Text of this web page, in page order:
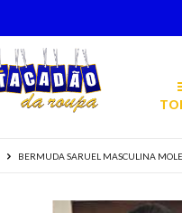
BERMUDA SARUEL MASCULINA